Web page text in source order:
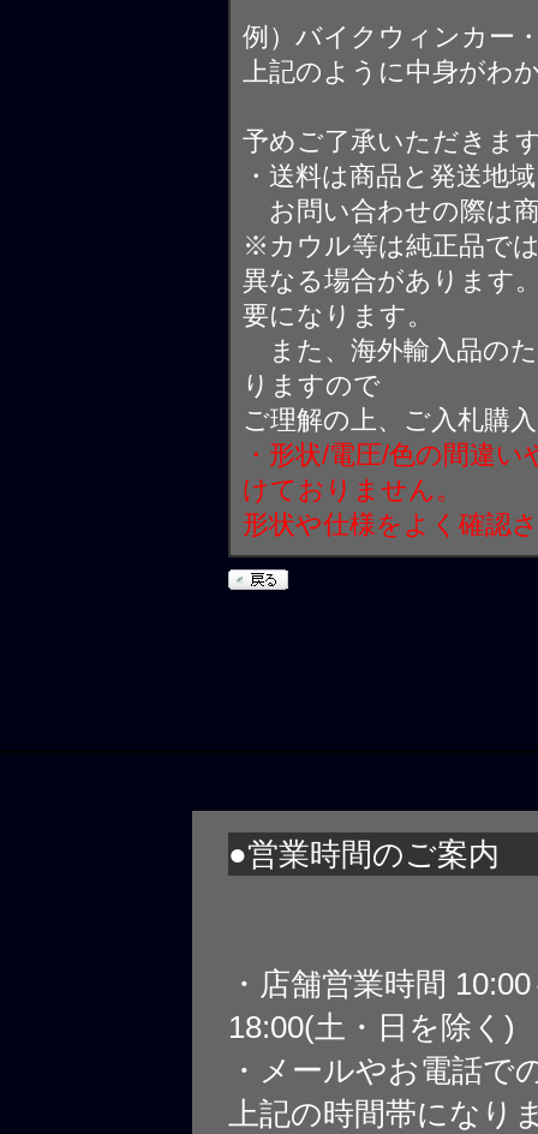
例）バイクウィンカー
上記のように中身がわ
予めご了承いただきま
・送料は商品と発送地
お問い合わせの際は
※カウル等は純正品で
異なる場合があります
要になります。
また、海外輸入品の
りますので
ご理解の上、ご入札購
・形状/電圧/色の間違
けておりません。
形状や仕様をよく確認
●営業時間のご案内
・店舗営業時間
18:00(土・日を除く)
・メールやお電話で
上記の時間帯になり